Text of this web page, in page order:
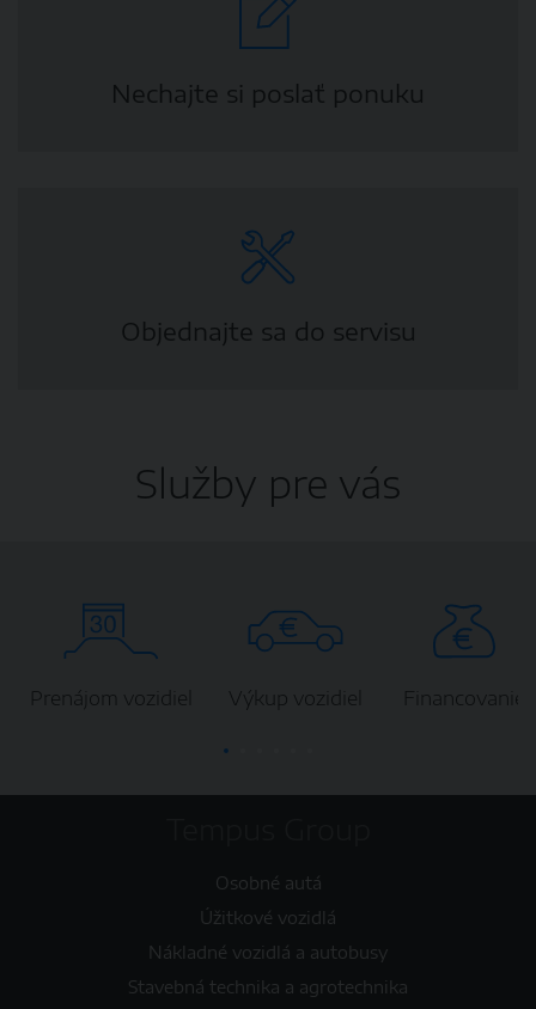
Nechajte si poslať ponuku
Objednajte sa do servisu
Služby pre vás
Prenájom vozidiel Výkup vozidiel Financovanie
Osobné autá
Úžitkové vozidlá
Nákladné vozidlá a autobusy
Stavebná technika a agrotechnika